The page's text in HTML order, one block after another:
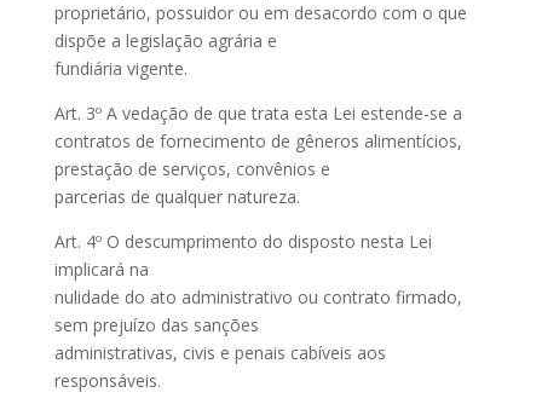
proprietário, possuidor ou em desacordo com o que
dispõe a legislação agrária e
fundiária vigente.
Art. 3º A vedação de que trata esta Lei estende-se a
contratos de fornecimento de gêneros alimentícios,
prestação de serviços, convênios e
parcerias de qualquer natureza.
Art. 4º O descumprimento do disposto nesta Lei
implicará na
nulidade do ato administrativo ou contrato firmado,
sem prejuízo das sanções
administrativas, civis e penais cabíveis aos
responsáveis.